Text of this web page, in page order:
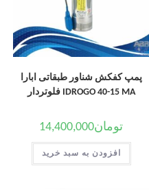
پمپ کفکش شناور طبقاتی ابارا
IDROGO 40-15 MA فلوتردار
تومان14,400,000
افزودن به سبد خرید